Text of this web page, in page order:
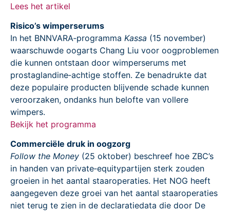
Lees het artikel
Risico’s wimperserums
In het BNNVARA‑programma Kassa (15 november)
waarschuwde oogarts Chang Liu voor oogproblemen
die kunnen ontstaan door wimperserums met
prostaglandine‑achtige stoffen. Ze benadrukte dat
deze populaire producten blijvende schade kunnen
veroorzaken, ondanks hun belofte van vollere
wimpers.
Bekijk het programma
Commerciële druk in oogzorg
Follow the Money (25 oktober) beschreef hoe ZBC’s
in handen van private‑equitypartijen sterk zouden
groeien in het aantal staaroperaties. Het NOG heeft
aangegeven deze groei van het aantal staaroperaties
niet terug te zien in de declaratiedata die door De